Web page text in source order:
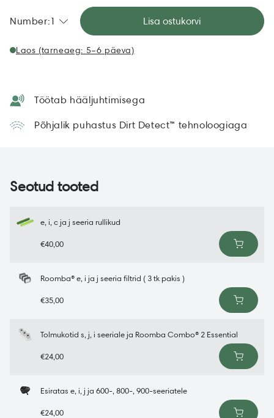
Number:1
2
5
7
Lisa ostukorvi
Laos (tarneaeg: 5–6 päeva)
Töötab hääljuhtimisega
Põhjalik puhastus Dirt Detect™ tehnoloogiaga
Seotud tooted
e, i, c ja j seeria rullikud
€40,00
Roomba® e, i ja j seeria filtrid ( 3 tk pakis )
€35,00
Tolmukotid s, j, i seeriale ja Roomba Combo® 2 Essential
€24,00
Esiratas e, i, j ja 600-, 800-, 900-seeriatele
€24,00